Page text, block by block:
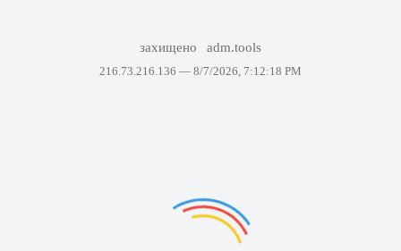
захищено adm.tools
216.73.216.136 — 8/7/2026, 7:12:18 PM